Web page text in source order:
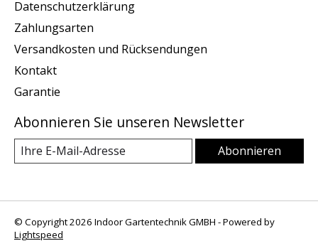
Datenschutzerklärung
Zahlungsarten
Versandkosten und Rücksendungen
Kontakt
Garantie
Abonnieren Sie unseren Newsletter
Abonnieren
© Copyright 2026 Indoor Gartentechnik GMBH - Powered by
Lightspeed